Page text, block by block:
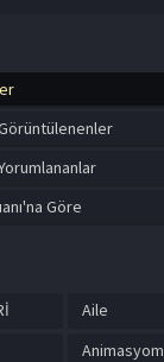
Göre
Aile
Animasyom